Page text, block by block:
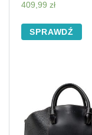
409,99 zł
SPRAWDŹ